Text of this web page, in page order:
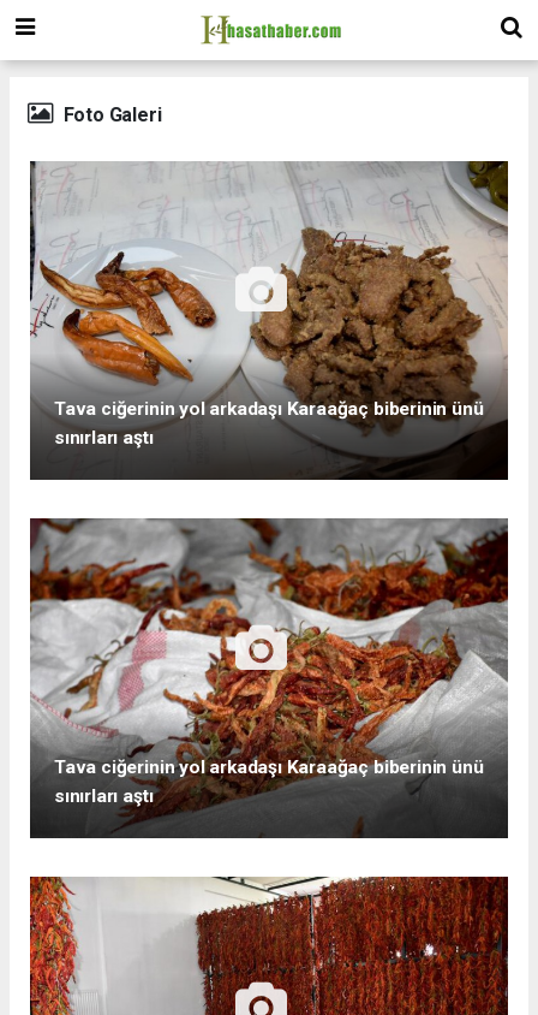
Foto Galeri
Tava ciğerinin yol arkadaşı Karaağaç biberinin ünü
sınırları aştı
Tava ciğerinin yol arkadaşı Karaağaç biberinin ünü
sınırları aştı